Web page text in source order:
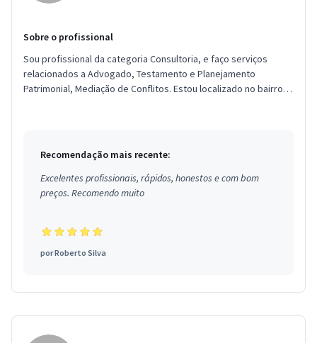
Sobre o profissional
Sou profissional da categoria Consultoria, e faço serviços
relacionados a Advogado, Testamento e Planejamento
Patrimonial, Mediação de Conflitos. Estou localizado no bairro
Recomendação mais recente:
Excelentes profissionais, rápidos, honestos e com bom
preços. Recomendo muito
porRoberto Silva